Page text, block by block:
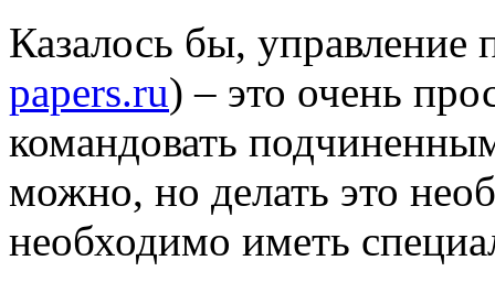
Казалось бы, управление
papers.ru) – это очень
командовать
можно, но делать это
необходимо иметь